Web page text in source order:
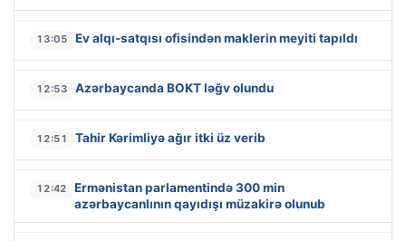
13:05 Ev alqı-satqısı ofisindən maklerin meyiti tapıldı
12:53 Azərbaycanda BOKT ləğv olundu
12:51 Tahir Kərimliyə ağır itki üz verib
12:42
Ermənistan parlamentində 300 min
azərbaycanlının qayıdışı müzakirə olunub